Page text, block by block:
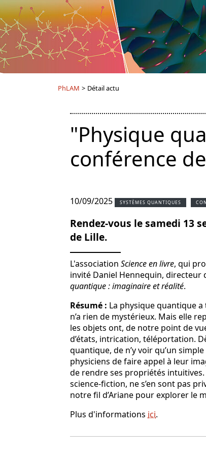
PhLAM > Détail actu
"Physique
conférence
10/09/2025 SYSTÈMES QUANTIQUES
Rendez-vous le samedi 13
de Lille.
L'association Science en livre, qui
invité Daniel Hennequin,
quantique : imaginaire et réalité.
Résumé : La physique quantique
n’a rien de mystérieux. Mais elle
les objets ont, de notre point de
d’états, intrication, téléportation.
quantique, de n’y voir qu’un
physiciens de faire appel à leur
de rendre ses propriétés
science-fiction, ne s’en sont pas
notre fil d’Ariane pour explorer le
Plus d'informations ici.